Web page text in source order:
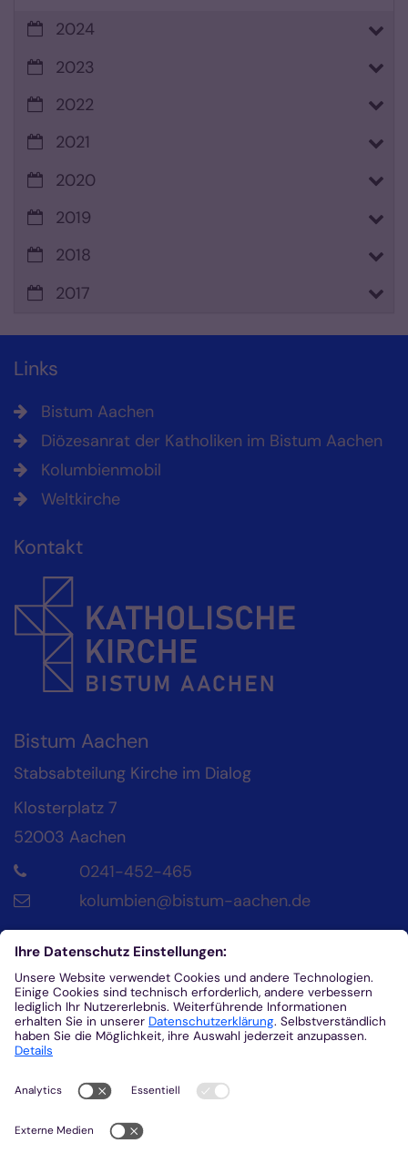
2024
2023
2022
2021
2020
2019
2018
2017
Links
Bistum Aachen
Diözesanrat der Katholiken im Bistum Aachen
Kolumbienmobil
Weltkirche
Kontakt
Bistum Aachen
Stabsabteilung Kirche im Dialog
Klosterplatz 7
52003 Aachen
0241-452-465
kolumbien@bistum-aachen.de
Kontakt
Diözesanrat der Katholik*innen im Bistum
Aachen
Klosterplatz 4
helena.fuhrmann@dr-aachen.de